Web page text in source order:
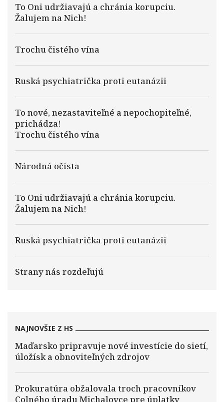
To Oni udržiavajú a chránia korupciu.
Žalujem na Nich!
Trochu čistého vína
Ruská psychiatrička proti eutanázii
To nové, nezastaviteľné a nepochopiteľné,
prichádza!
Trochu čistého vína
Národná očista
To Oni udržiavajú a chránia korupciu.
Žalujem na Nich!
Ruská psychiatrička proti eutanázii
Strany nás rozdeľujú
NAJNOVŠIE Z HS
Maďarsko pripravuje nové investície do sietí,
úložísk a obnoviteľných zdrojov
Prokuratúra obžalovala troch pracovníkov
Colného úradu Michalovce pre úplatky